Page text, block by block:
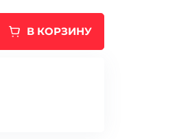
В КОРЗИНУ